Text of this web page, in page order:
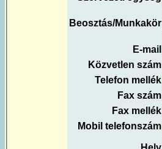
Beosztás/Munkakör
E-mail
Közvetlen szám
Telefon mellék
Fax szám
Fax mellék
Mobil telefonszám